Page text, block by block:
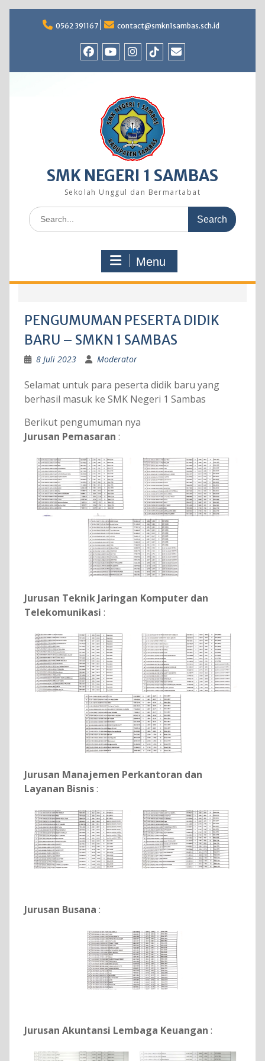
0562 391167 contact@smkn1sambas.sch.id
SMK NEGERI 1 SAMBAS
Sekolah Unggul dan Bermartabat
Search
for:
Menu
PENGUMUMAN PESERTA DIDIK
BARU – SMKN 1 SAMBAS
8 Juli 2023 Moderator
Selamat untuk para peserta didik baru yang
berhasil masuk ke SMK Negeri 1 Sambas
Berikut pengumuman nya
Jurusan Pemasaran :
Jurusan Teknik Jaringan Komputer dan
Telekomunikasi :
Jurusan Manajemen Perkantoran dan
Layanan Bisnis:
Jurusan Busana :
Jurusan Akuntansi Lembaga Keuangan :